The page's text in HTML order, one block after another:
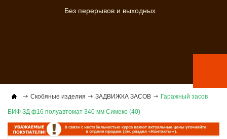
Без перерывов и выходных
Скобяные изделия ЗАДВИЖКА ЗАСОВ Гаражный засов
БИФ ЗД ф16 полуавтомат 340 мм Симеко (40)